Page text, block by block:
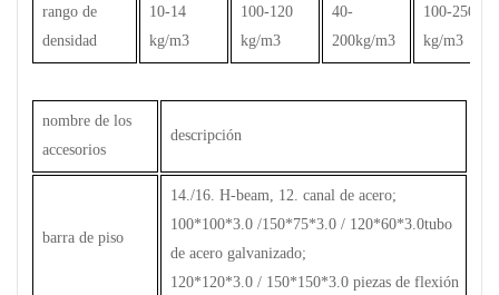
rango de
densidad
10-14
kg/m3
100-120
kg/m3
40-
200kg/m3
100-250
kg/m3
nombre de los
accesorios
descripción
barra de piso
14./16. H-beam, 12. canal de acero;
100*100*3.0 /150*75*3.0 / 120*60*3.0tubo
de acero galvanizado;
120*120*3.0 / 150*150*3.0 piezas de flexión